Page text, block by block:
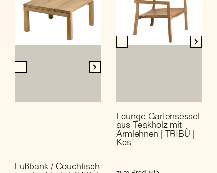
Fußbank / Couchtisch
Lounge Gartensessel
aus Teakholz mit
Armlehnen | TRIBÙ |
Kos